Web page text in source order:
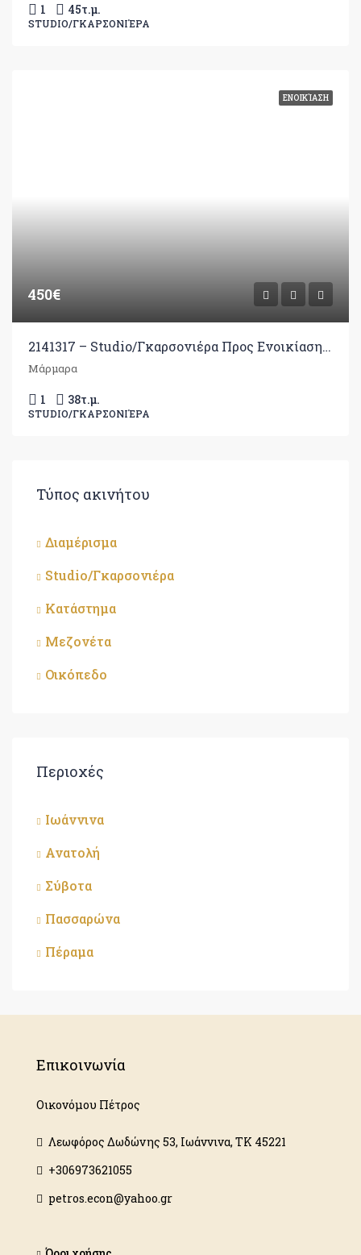
1 45τ.μ.
STUDIO/ΓΚΑΡΣΟΝΙΈΡΑ
ΕΝΟΙΚΊΑΣΗ
450€
2141317 – Studio/Γκαρσονιέρα Προς Ενοικίαση, Ιωάννινα, 38 τ.μ., €450
Μάρμαρα
1 38τ.μ.
STUDIO/ΓΚΑΡΣΟΝΙΈΡΑ
Τύπος ακινήτου
Διαμέρισμα
Studio/Γκαρσονιέρα
Κατάστημα
Μεζονέτα
Οικόπεδο
Περιοχές
Ιωάννινα
Ανατολή
Σύβοτα
Πασσαρώνα
Πέραμα
Επικοινωνία
Οικονόμου Πέτρος
Λεωφόρος Δωδώνης 53, Ιωάννινα, ΤΚ 45221
+306973621055
petros.econ@yahoo.gr